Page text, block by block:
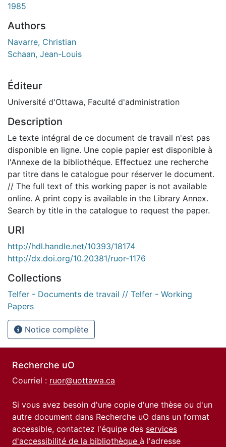
1985
Authors
Navarre, Christian
Schaan, Jean-Louis
Éditeur
Université d'Ottawa, Faculté d'administration
Description
Le texte intégral de ce document de travail n'est pas
disponible en ligne. Une copie papier est disponible à
l'Annexe de la bibliothéque. Effectuez une recherche
par titre dans le catalogue pour réserver le document.
// The full text of this working paper is not available
online. A print copy is available in the Library Annex.
Search by title in the catalogue to request the paper.
URI
http://hdl.handle.net/10393/18174
http://dx.doi.org/10.20381/ruor-1176
Collections
Telfer - Documents de travail // Telfer - Working
Papers
Notice complète
Recherche uO
Courriel : ruor@uottawa.ca
Si vous avez besoin d'une copie d'une thèse ou d'un
autre document dans Recherche uO dans un format
accessible, contactez l'équipe des services
d'accessibilité de la bibliothèque à l'adresse